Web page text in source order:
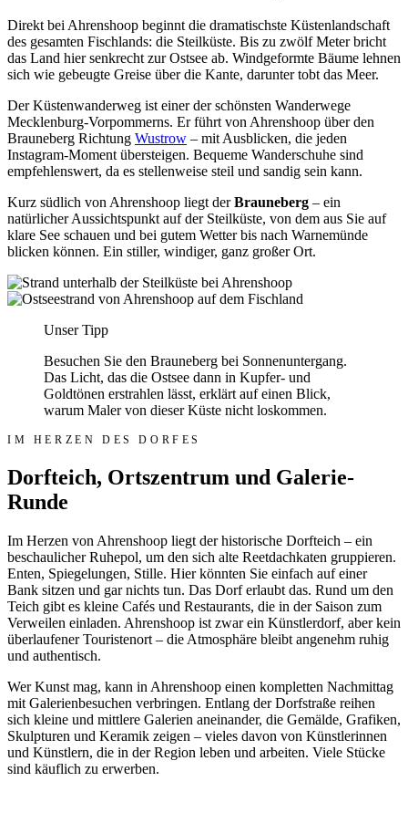
Direkt bei Ahrenshoop beginnt die dramatischste Küstenlandschaft
des gesamten Fischlands: die Steilküste. Bis zu zwölf Meter bricht
das Land hier senkrecht zur Ostsee ab. Windgeformte Bäume lehnen
sich wie gebeugte Greise über die Kante, darunter tobt das Meer.
Der Küstenwanderweg ist einer der schönsten Wanderwege
Mecklenburg-Vorpommerns. Er führt von Ahrenshoop über den
Brauneberg Richtung Wustrow – mit Ausblicken, die jeden
Instagram-Moment übersteigen. Bequeme Wanderschuhe sind
empfehlenswert, da es stellenweise steil und sandig sein kann.
Kurz südlich von Ahrenshoop liegt derBrauneberg – ein
natürlicher Aussichtspunkt auf der Steilküste, von dem aus Sie auf
klare See schauen und bei gutem Wetter bis nach Warnemünde
blicken können. Ein stiller, windiger, ganz großer Ort.
Unser Tipp
Besuchen Sie den Brauneberg bei Sonnenuntergang.
Das Licht, das die Ostsee dann in Kupfer- und
Goldtönen erstrahlen lässt, erklärt auf einen Blick,
warum Maler von dieser Küste nicht loskommen.
IM HERZEN DES DORFES
Dorfteich, Ortszentrum und Galerie-
Runde
Im Herzen von Ahrenshoop liegt der historische Dorfteich – ein
beschaulicher Ruhepol, um den sich alte Reetdachkaten gruppieren.
Enten, Spiegelungen, Stille. Hier könnten Sie einfach auf einer
Bank sitzen und gar nichts tun. Das Dorf erlaubt das. Rund um den
Teich gibt es kleine Cafés und Restaurants, die in der Saison zum
Verweilen einladen. Ahrenshoop ist zwar ein Künstlerdorf, aber kein
überlaufener Touristenort – die Atmosphäre bleibt angenehm ruhig
und authentisch.
Wer Kunst mag, kann in Ahrenshoop einen kompletten Nachmittag
mit Galerienbesuchen verbringen. Entlang der Dorfstraße reihen
sich kleine und mittlere Galerien aneinander, die Gemälde, Grafiken,
Skulpturen und Keramik zeigen – vieles davon von Künstlerinnen
und Künstlern, die in der Region leben und arbeiten. Viele Stücke
sind käuflich zu erwerben.